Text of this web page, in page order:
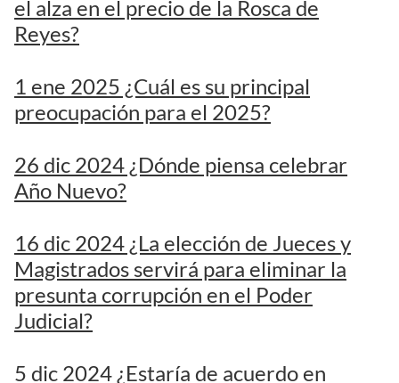
el alza en el precio de la Rosca de
Reyes?
1 ene 2025 ¿Cuál es su principal
preocupación para el 2025?
26 dic 2024 ¿Dónde piensa celebrar
Año Nuevo?
16 dic 2024 ¿La elección de Jueces y
Magistrados servirá para eliminar la
presunta corrupción en el Poder
Judicial?
5 dic 2024 ¿Estaría de acuerdo en